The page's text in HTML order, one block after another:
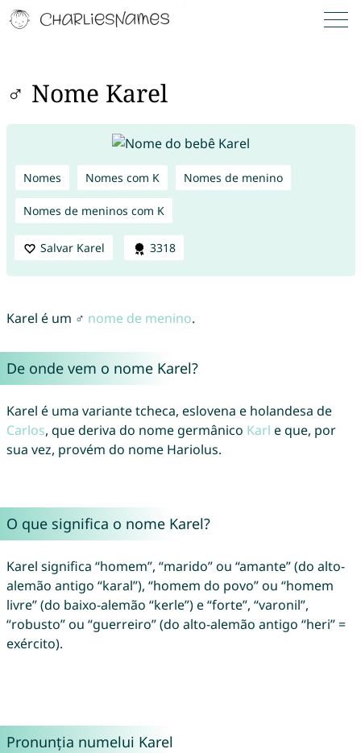
♂ Nome Karel
Nomes Nomes com K Nomes de menino
Nomes de meninos com K
Salvar Karel 3318
Karel é um ♂ nome de menino.
De onde vem o nome Karel?
Karel é uma variante tcheca, eslovena e holandesa de
Carlos, que deriva do nome germânico Karl e que, por
sua vez, provém do nome Hariolus.
O que significa o nome Karel?
Karel significa “homem”, “marido” ou “amante” (do alto-
alemão antigo “karal”), “homem do povo” ou “homem
livre” (do baixo-alemão “kerle”) e “forte”, “varonil”,
“robusto” ou “guerreiro” (do alto-alemão antigo “heri” =
exército).
Pronunția numelui Karel